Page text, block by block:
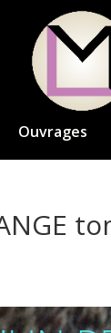
Ouvrages
ANGE